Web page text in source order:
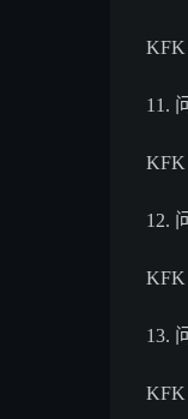
KFK
11.
KFK
12.
KFK
13.
KFK